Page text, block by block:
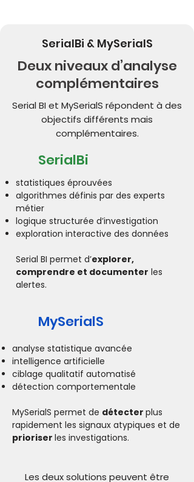
SerialBi & MySerialS
Deux niveaux d’analyse
complémentaires
Serial BI et MySerialS répondent à des
objectifs différents mais
complémentaires.
SerialBi
statistiques éprouvées
algorithmes définis par des experts
métier
logique structurée d’investigation
exploration interactive des données
Serial BI permet d’explorer,
comprendre et documenter les
alertes.
MySerialS
analyse statistique avancée
intelligence artificielle
ciblage qualitatif automatisé
détection comportementale
MySerialS permet de détecter plus
rapidement les signaux atypiques et de
prioriser les investigations.
Les deux solutions peuvent être